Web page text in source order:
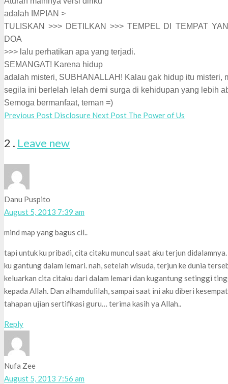
adalah IMPIAN >
TULISKAN >>> DETILKAN >>> TEMPEL DI TEMPAT
DOA
>>> lalu perhatikan apa yang terjadi.
SEMANGAT! Karena hidup
adalah misteri, SUBHANALLAH! Kalau gak hidup itu misteri,
segila ini berlelah lelah demi surga di kehidupan yang lebih
Semoga bermanfaat, teman =)
Previous Post Disclosure Next Post The Power of Us
2 Comments
. Leave new
Danu Puspito
August 5, 2013 7:39 am
mind map yang bagus cil..
tapi untuk ku pribadi, cita citaku muncul saat aku terjun
ku gantung dalam lemari. nah, setelah wisuda, terjun ke dunia
keluarkan cita citaku dari dalam lemari dan kugantung setinggi
kepada Allah. Dan alhamdulilah, sampai saat ini aku diberi
tahapan ujian sertifikasi guru… terima kasih ya Allah..
Reply
Nufa Zee
August 5, 2013 7:56 am